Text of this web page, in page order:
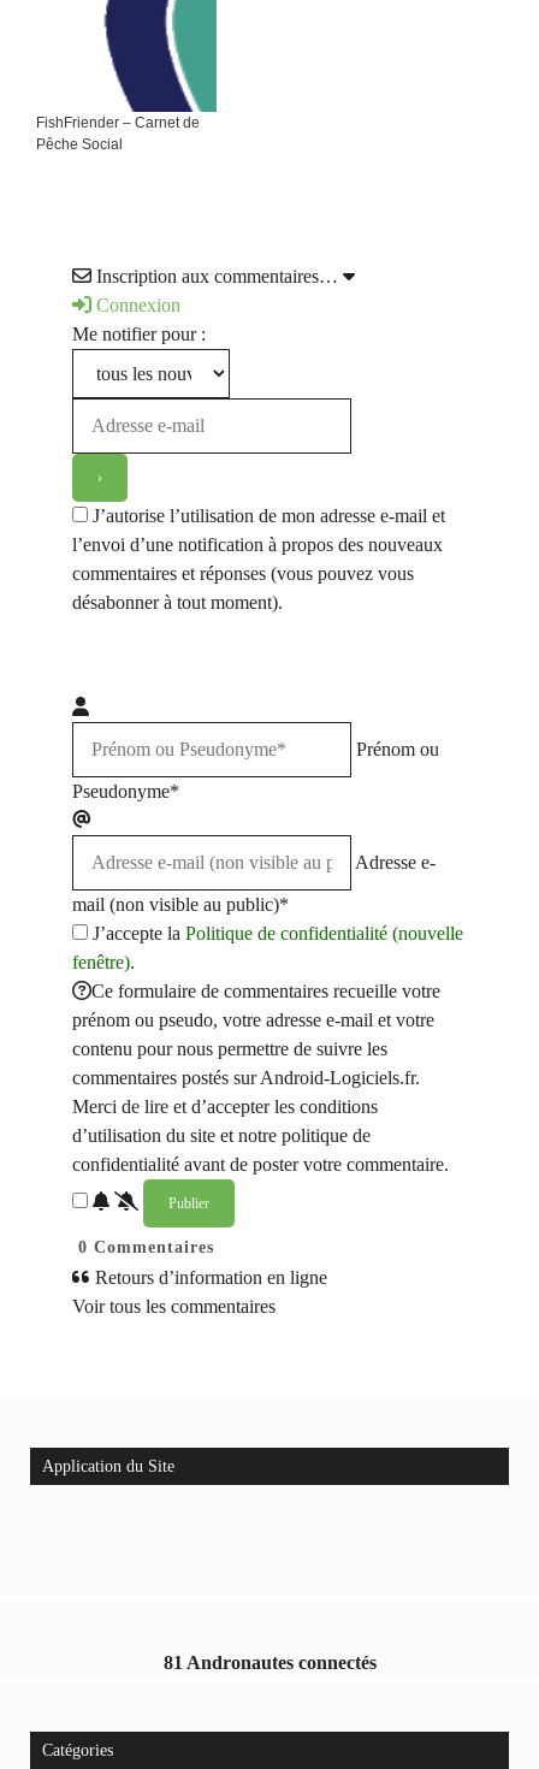
FishFriender – Carnet de
Pêche Social
Inscription aux commentaires…
Connexion
Me notifier pour :
J’autorise l’utilisation de mon adresse e-mail et
l’envoi d’une notification à propos des nouveaux
commentaires et réponses (vous pouvez vous
désabonner à tout moment).
Prénom ou
Pseudonyme*
Adresse e-
mail (non visible au public)*
J’accepte la Politique de confidentialité (nouvelle
fenêtre).
Ce formulaire de commentaires recueille votre
prénom ou pseudo, votre adresse e-mail et votre
contenu pour nous permettre de suivre les
commentaires postés sur Android-Logiciels.fr.
Merci de lire et d’accepter les conditions
d’utilisation du site et notre politique de
confidentialité avant de poster votre commentaire.
0 Commentaires
Retours d’information en ligne
Voir tous les commentaires
Application du Site
81 Andronautes connectés
Catégories